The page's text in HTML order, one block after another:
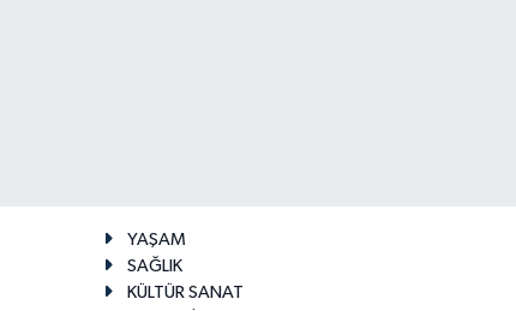
YAŞAM
SAĞLIK
KÜLTÜR SANAT